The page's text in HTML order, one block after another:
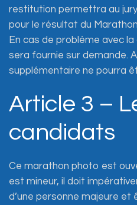
restitution permettra au
pour le résultat du
En cas de problème avec
sera fournie sur demande.
supplémentaire ne pourra
Article 3 –
candidats
Ce marathon photo est
est mineur, il doit
d’une personne majeure et